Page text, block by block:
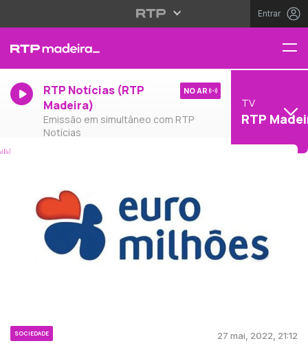
Entrar
RTP Notícias (RTP
Madeira)
Emissão em simultâneo com RTP
Notícias
NO AR
TV
RTP
SOCIEDADE 27 mai, 2022, 21:12